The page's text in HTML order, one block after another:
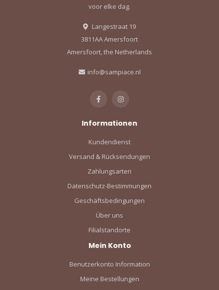
voor elke dag.
Langestraat 19
3811AA Amersfoort
Amersfoort, the Netherlands
info@sampiace.nl
Informationen
Kundendienst
Versand & Rücksendungen
Zahlungsarten
Datenschutz-Bestimmungen
Geschäftsbedingungen
Über uns
Filialstandorte
Mein Konto
Benutzerkonto Information
Meine Bestellungen